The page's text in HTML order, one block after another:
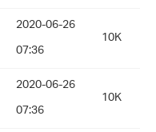
2020-06-26
07:36
10K
2020-06-26
07:36
10K